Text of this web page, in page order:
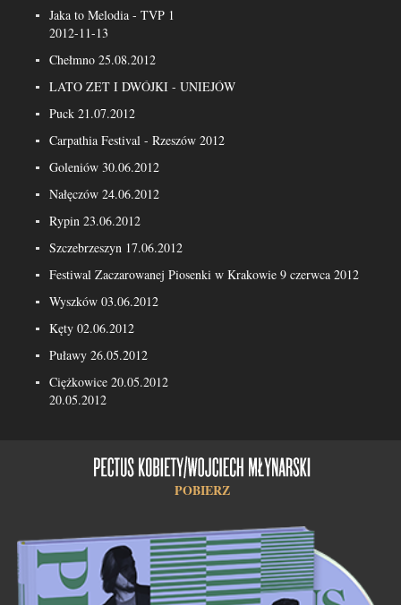
Jaka to Melodia - TVP 1
2012-11-13
Chełmno 25.08.2012
LATO ZET I DWÓJKI - UNIEJÓW
Puck 21.07.2012
Carpathia Festival - Rzeszów 2012
Goleniów 30.06.2012
Nałęczów 24.06.2012
Rypin 23.06.2012
Szczebrzeszyn 17.06.2012
Festiwal Zaczarowanej Piosenki w Krakowie 9 czerwca 2012
Wyszków 03.06.2012
Kęty 02.06.2012
Puławy 26.05.2012
Ciężkowice 20.05.2012
20.05.2012
POBIERZ